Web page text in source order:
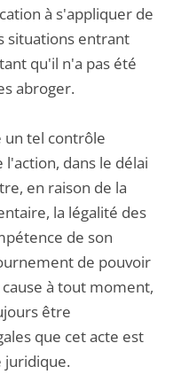
à s'appliquer de
situations entrant
qu'il n'a pas été
abroger.
un tel contrôle
l'action, dans le délai
en raison de la
la légalité des
de son
de pouvoir
à tout moment,
être
que cet acte est
juridique.